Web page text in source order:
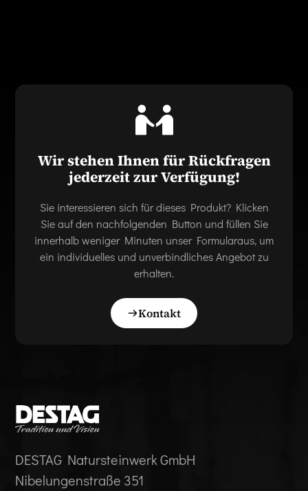
Wir stehen Ihnen für Rückfragen
jederzeit zur Verfügung!
Sie interessieren sich für dieses Produkt? Klicken
Sie auf den nachfolgenden Button und füllen Sie
innerhalb weniger Minuten unser Formularaus, um
ein individuelles und unverbindliches Angebot zu
erhalten.
Kontakt
DESTAG Natursteinwerk GmbH
Nibelungenstraße 351